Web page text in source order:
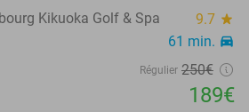
Kikuoka Golf & Spa 9.7 star
61 min. directions_car
Régulier 250€
189€